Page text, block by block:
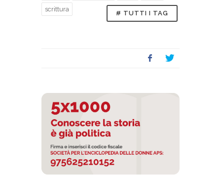
scrittura
# TUTTI I TAG